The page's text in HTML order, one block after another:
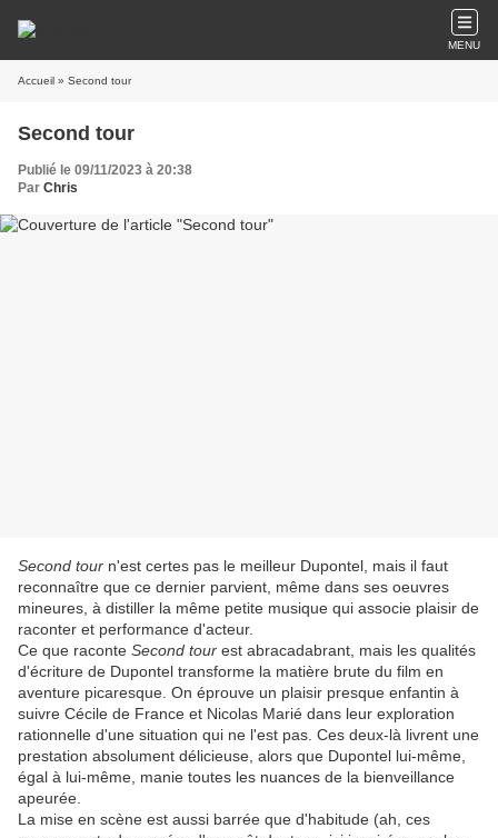
MENU
Accueil » Second tour
Second tour
Publié le 09/11/2023 à 20:38
Par Chris
Second tour n'est certes pas le meilleur Dupontel, mais il faut
reconnaître que ce dernier parvient, même dans ses oeuvres
mineures, à distiller la même petite musique qui associe plaisir de
raconter et performance d'acteur.
Ce que raconte Second tour est abracadabrant, mais les qualités
d'écriture de Dupontel transforme la matière brute du film en
aventure picaresque. On éprouve un plaisir presque enfantin à
suivre Cécile de France et Nicolas Marié dans leur exploration
rationnelle d'une situation qui ne l'est pas. Ces deux-là livrent une
prestation absolument délicieuse, alors que Dupontel lui-même,
égal à lui-même, manie toutes les nuances de la bienveillance
apeurée.
La mise en scène est aussi barrée que d'habitude (ah, ces